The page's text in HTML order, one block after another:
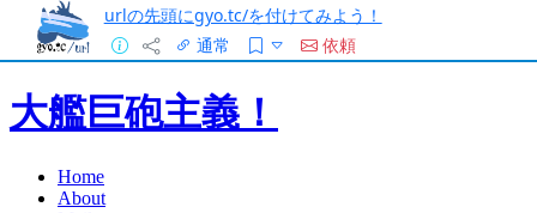
urlの先頭にgyo.tc/を付けてみよう！
通常
依頼